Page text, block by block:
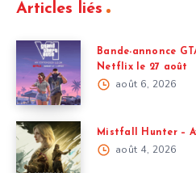
Articles liés
Bande-annonce
Netflix le 27 août
août 6, 2026
Mistfall Hunter –
août 4, 2026